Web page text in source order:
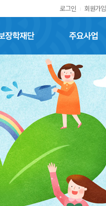
로그인 회원가입
학재단 주요사업